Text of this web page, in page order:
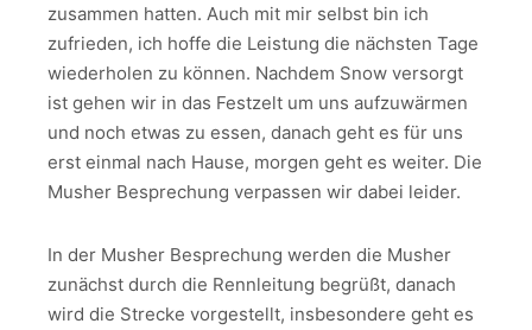
zusammen hatten. Auch mit mir selbst bin ich
zufrieden, ich hoffe die Leistung die nächsten Tage
wiederholen zu können. Nachdem Snow versorgt
ist gehen wir in das Festzelt um uns aufzuwärmen
und noch etwas zu essen, danach geht es für uns
erst einmal nach Hause, morgen geht es weiter. Die
Musher Besprechung verpassen wir dabei leider.
In der Musher Besprechung werden die Musher
zunächst durch die Rennleitung begrüßt, danach
wird die Strecke vorgestellt, insbesondere geht es